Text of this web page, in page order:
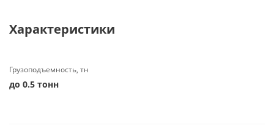
Характеристики
Грузоподъемность, тн
до 0.5 тонн